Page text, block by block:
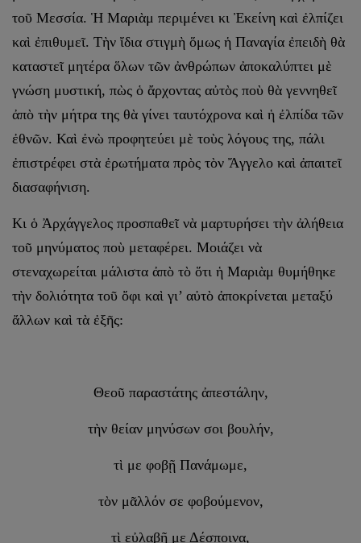
τοῦ Μεσσία. Ἡ Μαριὰμ περιμένει κι Ἐκείνη καὶ ἐλπίζει
καὶ ἐπιθυμεῖ. Τὴν ἴδια στιγμὴ ὅμως ἡ Παναγία ἐπειδὴ θὰ
καταστεῖ μητέρα ὅλων τῶν ἀνθρώπων ἀποκαλύπτει μὲ
γνώση μυστική, πὼς ὁ ἄρχοντας αὐτὸς ποὺ θὰ γεννηθεῖ
ἀπὸ τὴν μήτρα της θὰ γίνει ταυτόχρονα καὶ ἡ ἐλπίδα τῶν
ἐθνῶν. Καὶ ἐνὼ προφητεύει μὲ τοὺς λόγους της, πάλι
ἐπιστρέφει στὰ ἐρωτήματα πρὸς τὸν Ἄγγελο καὶ ἀπαιτεῖ
διασαφήνιση.
Κι ὁ Ἀρχάγγελος προσπαθεῖ νὰ μαρτυρήσει τὴν ἀλήθεια
τοῦ μηνύματος ποὺ μεταφέρει. Μοιάζει νὰ
στεναχωρείται μάλιστα ἀπὸ τὸ ὅτι ἡ Μαριὰμ θυμήθηκε
τὴν δολιότητα τοῦ ὄφι καὶ γι’ αὐτὸ ἀποκρίνεται μεταξύ
ἄλλων καὶ τὰ ἐξῆς:
Θεοῦ παραστάτης ἀπεστάλην,
τὴν θείαν μηνύσων σοι βουλήν,
τὶ με φοβῇ Πανάμωμε,
τὸν μᾶλλόν σε φοβούμενον,
τὶ εὐλαβῇ με Δέσποινα,